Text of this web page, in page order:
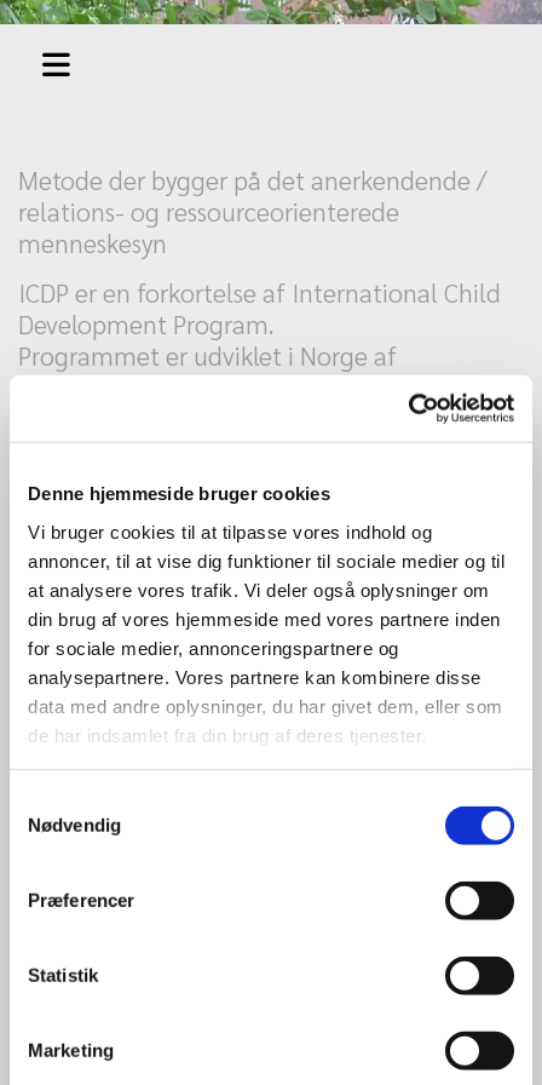
Denne hjemmeside bruger cookies
Vi bruger cookies til at tilpasse vores indhold og
annoncer, til at vise dig funktioner til sociale medier og til
at analysere vores trafik. Vi deler også oplysninger om
din brug af vores hjemmeside med vores partnere inden
for sociale medier, annonceringspartnere og
analysepartnere. Vores partnere kan kombinere disse
data med andre oplysninger, du har givet dem, eller som
de har indsamlet fra din brug af deres tjenester.
Nødvendig
Præferencer
Statistik
Marketing
Metode der bygger på det anerkendende /
relations- og ressourceorienterede
menneskesyn
ICDP er en forkortelse af International Child
Development Program.
Programmet er udviklet i Norge af
professorerne Henning Rye og Karsten
”hverdagsprogram” – et værktøj.
ICDP metoden træner lydhørhed og empati
hos omsorgsgiver.
Udgangspunktet i denne
sensitiveringsproces, er en bevistgørelse af
omsorgspersonens allerede eksisterende
kvaliteter, i samspillet med barnet, og
gennem fokusering opnå bevidstgørelse af
disse, og lade dem brede sig "som ringe i
vandet"
dialoger hvordan man kan skabe en
udviklingsstøttende relation:
1Den følelsesmææsige dialog, der skal
dialog, der skal øge barnets muligheder for at